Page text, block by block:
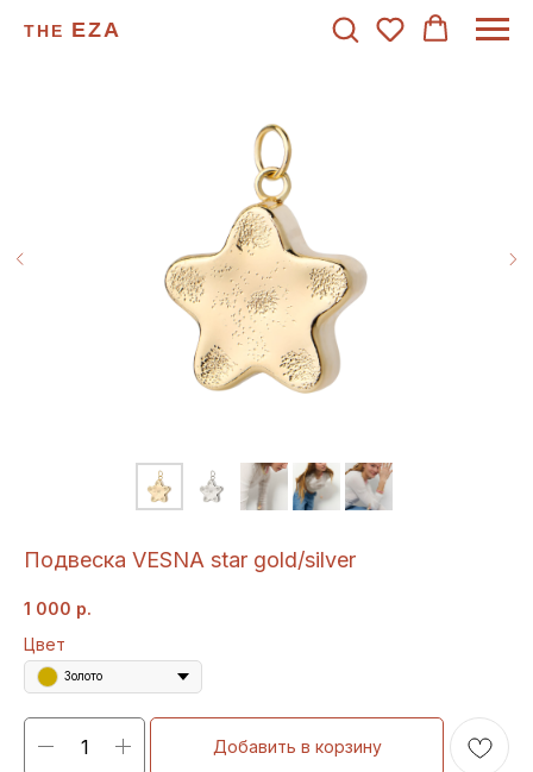
THE EZA
Подвеска VESNA star gold/silver
1 000 р.
Цвет
Золото
Добавить в корзину